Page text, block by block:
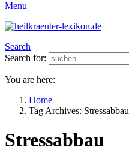
Menu
Search
Search for:
You are here:
Home
Tag Archives: Stressabbau
Stressabbau